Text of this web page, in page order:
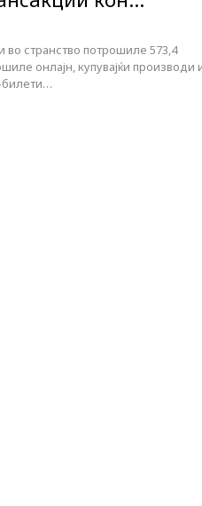
странство потрошиле 573,4
онлајн, купувајќи производи
билети…